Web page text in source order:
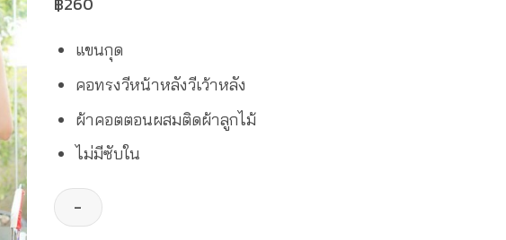
แขนกุด
คอทรงวีหน้าหลังวีเว้าหลัง
ผ้าคอตตอนผสมติดผ้าลูกไม้
ไม่มีซับใน